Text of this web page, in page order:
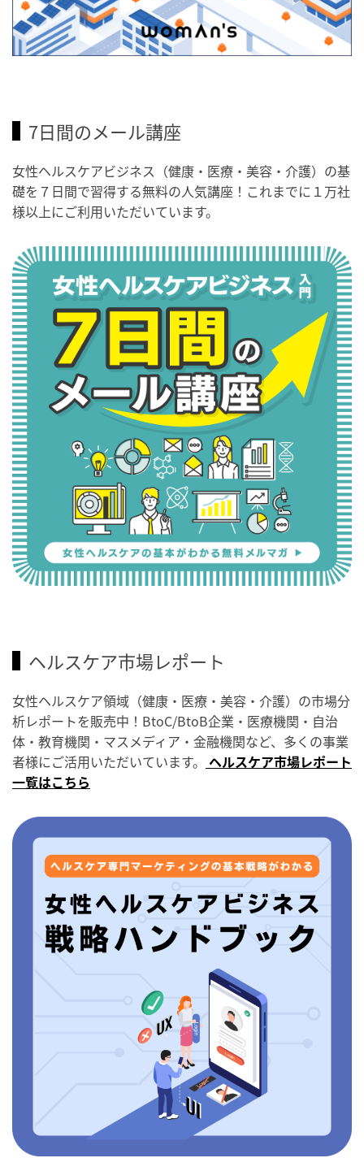
7日間のメール講座
女性ヘルスケアビジネス（健康・医療・美容・介護）の基
礎を７日間で習得する無料の人気講座！これまでに１万社
様以上にご利用いただいています。
ヘルスケア市場レポート
女性ヘルスケア領域（健康・医療・美容・介護）の市場分
析レポートを販売中！BtoC/BtoB企業・医療機関・自治
体・教育機関・マスメディア・金融機関など、多くの事業
者様にご活用いただいています。 ヘルスケア市場レポート
一覧はこちら